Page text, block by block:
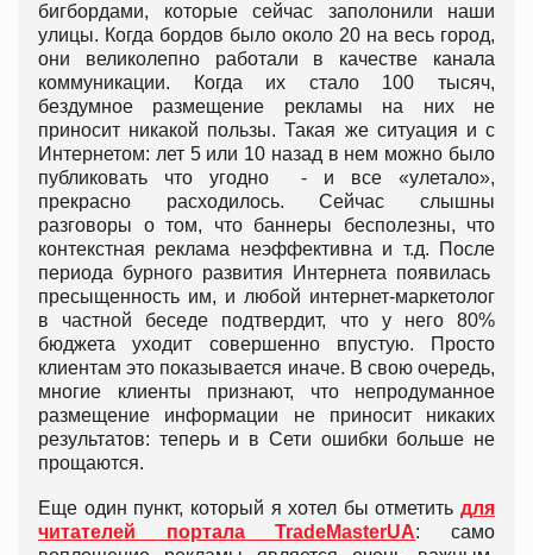
бигбордами, которые сейчас заполонили наши
улицы. Когда бордов было около 20 на весь город,
они великолепно работали в качестве канала
коммуникации. Когда их стало 100 тысяч,
бездумное размещение рекламы на них не
приносит никакой пользы. Такая же ситуация и с
Интернетом: лет 5 или 10 назад в нем можно было
публиковать что угодно - и все «улетало»,
прекрасно расходилось. Сейчас слышны
разговоры о том, что баннеры бесполезны, что
контекстная реклама неэффективна и т.д. После
периода бурного развития Интернета появилась
пресыщенность им, и любой интернет-маркетолог
в частной беседе подтвердит, что у него 80%
бюджета уходит совершенно впустую. Просто
клиентам это показывается иначе. В свою очередь,
многие клиенты признают, что непродуманное
размещение информации не приносит никаких
результатов: теперь и в Сети ошибки больше не
прощаются.
Еще один пункт, который я хотел бы отметить для
читателей портала TradeMasterUA: само